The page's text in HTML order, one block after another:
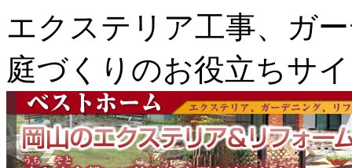
エクステリア工事、ガ
庭づくりのお役立ちサ